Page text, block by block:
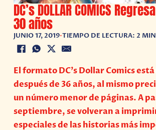
DC’s DOLLAR COMICS
30 años
JUNIO 17, 2019•TIEMPO DE LECTURA: 2 MIN
El formato DC’s Dollar Comics
después de 36 años, al mismo
un número menor de páginas. A
septiembre, se volveran a
especiales de las historias más